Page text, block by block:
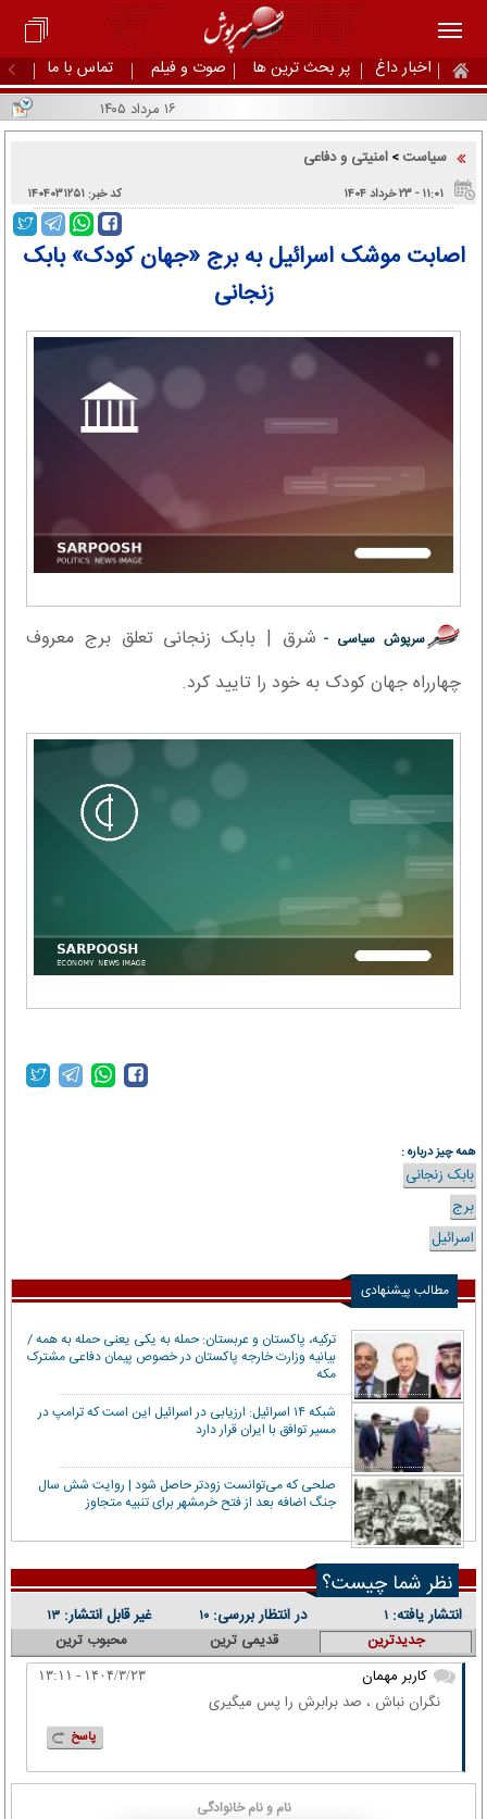
اخبار داغ پر بحث ترین ها صوت و فیلم تماس با ما
سیاست > امنیتی و دفاعی
۱۱:۰۱ - ۲۳ خرداد ۱۴۰۴ کد خبر: ۱۴۰۴۰۳۱۲۵۱
اصابت موشک اسرائیل به برج «جهان کودک» بابک
زنجانی
سرپوش سیاسی - شرق | بابک زنجانی تعلق برج معروف
چهارراه جهان کودک به خود را تایید کرد.
همه چیز درباره :
بابک زنجانی
برج
اسرائیل
مطالب پیشنهادی
ترکیه، پاکستان و عربستان: حمله به یکی یعنی حمله به همه /
بیانیه وزارت خارجه پاکستان در خصوص پیمان دفاعی مشترک
مکه
شبکه ۱۴ اسرائیل: ارزیابی در اسرائیل این است که ترامپ در
مسیر توافق با ایران قرار دارد
صلحی که می‌توانست زودتر حاصل شود | روایت شش سال
جنگ اضافه بعد از فتح خرمشهر برای تنبیه متجاوز
نظر شما چیست؟
انتشار یافته: ۱ در انتظار بررسی:۱۰ غیر قابل انتشار: ۱۳
جدیدترین قدیمی ترین
محبوب ترین
کاربر مهمان
۱۴۰۴/۳/۲۳ - ۱۳:۱۱
نگران نباش ، صد برابرش را پس میگیری
پاسخ
نام و نام خانوادگی